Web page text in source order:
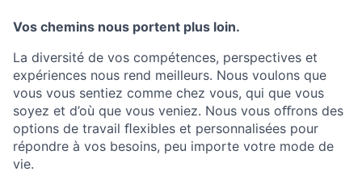
Vos chemins nous portent plus loin.
La diversité de vos compétences, perspectives et
expériences nous rend meilleurs. Nous voulons que
vous vous sentiez comme chez vous, qui que vous
soyez et d’où que vous veniez. Nous vous oﬀrons des
options de travail ﬂexibles et personnalisées pour
répondre à vos besoins, peu importe votre mode de
vie.